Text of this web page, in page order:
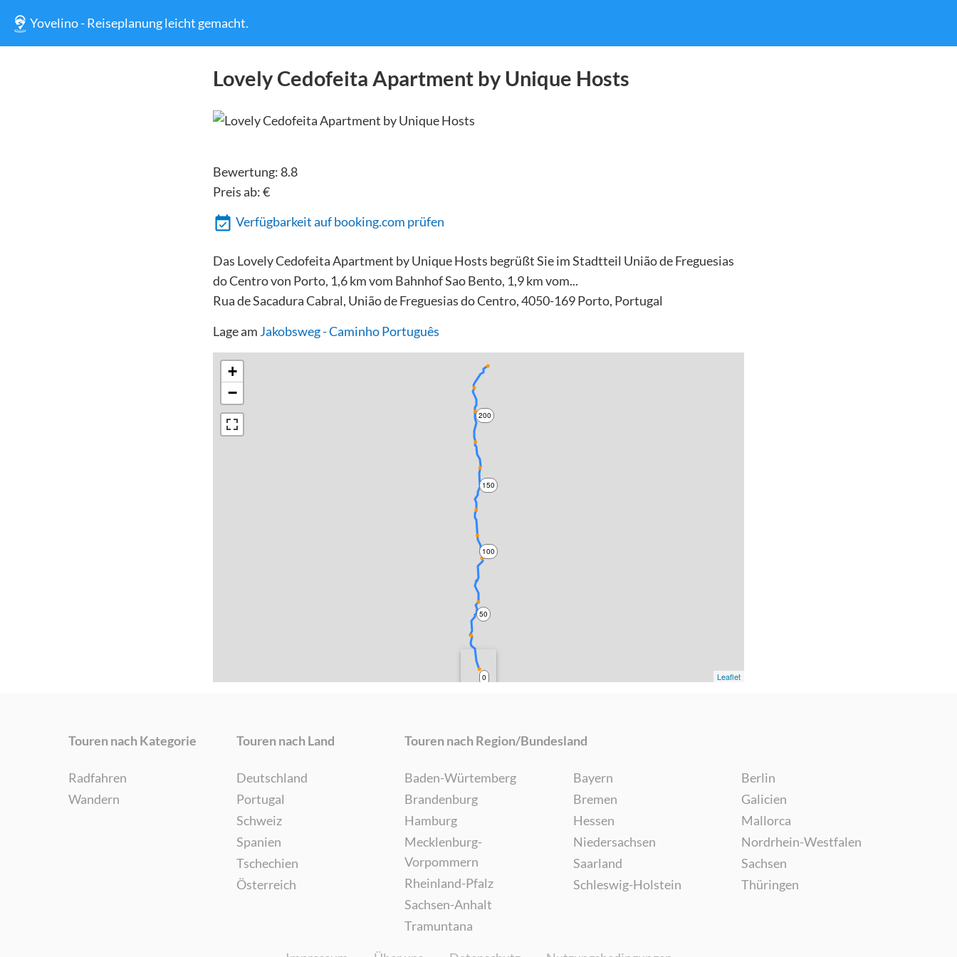
Yovelino - Reiseplanung leicht gemacht.
Lovely Cedofeita Apartment by Unique Hosts
Bewertung: 8.8
Preis ab:€
Verfügbarkeit auf booking.com prüfen
Das Lovely Cedofeita Apartment by Unique Hosts begrüßt Sie im Stadtteil União de Freguesias
do Centro von Porto, 1,6 km vom Bahnhof Sao Bento, 1,9 km vom...
Rua de Sacadura Cabral, União de Freguesias do Centro, 4050-169 Porto, Portugal
Lage am Jakobsweg - Caminho Português
0
50
100
150
200
+
−
Leaflet
Touren nach Kategorie
Radfahren
Wandern
Touren nach Land
Deutschland
Portugal
Schweiz
Spanien
Tschechien
Österreich
Touren nach Region/Bundesland
Baden-Würtemberg
Brandenburg
Hamburg
Mecklenburg-
Vorpommern
Rheinland-Pfalz
Sachsen-Anhalt
Tramuntana
Bayern
Bremen
Hessen
Niedersachsen
Saarland
Schleswig-Holstein
Berlin
Galicien
Mallorca
Nordrhein-Westfalen
Sachsen
Thüringen